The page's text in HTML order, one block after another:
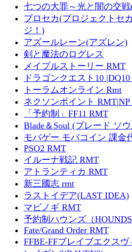
七つの大罪～光と闇の交
プロセカ(プロジェクトセ
ジ！)
アズールレーン(アズレン)
剣と魔法のログレス
メイプルストーリー RMT
ドラゴンクエスト10
トーラムオンライン Rmt
ネクソンポイント RMT|NP
「予約制」FF11 RMT
Blade＆Soul (ブレード ソ
モバゲー モバコイン 課金
PSO2 RMT
イルーナ戦記 RMT
アトランティカ RMT
新三國志 rmt
ラストイデア(LAST IDEA)
マビノギ RMT
予約制ハウンズ（
Fate/Grand Order RMT
FFBE-FFブレイブエクス